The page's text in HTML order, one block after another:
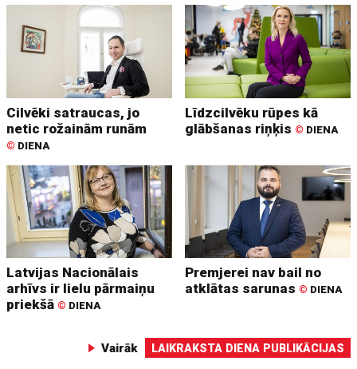
Cilvēki satraucas, jo
netic rožainām runām
© DIENA
Līdzcilvēku rūpes kā
glābšanas riņķis © DIENA
Latvijas Nacionālais
arhīvs ir lielu pārmaiņu
priekšā © DIENA
Premjerei nav bail no
atklātas sarunas © DIENA
Vairāk LAIKRAKSTA DIENA PUBLIKĀCIJAS